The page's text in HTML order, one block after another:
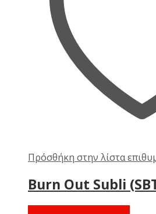
Πρόσθήκη στην λίστα
Burn Out Subli